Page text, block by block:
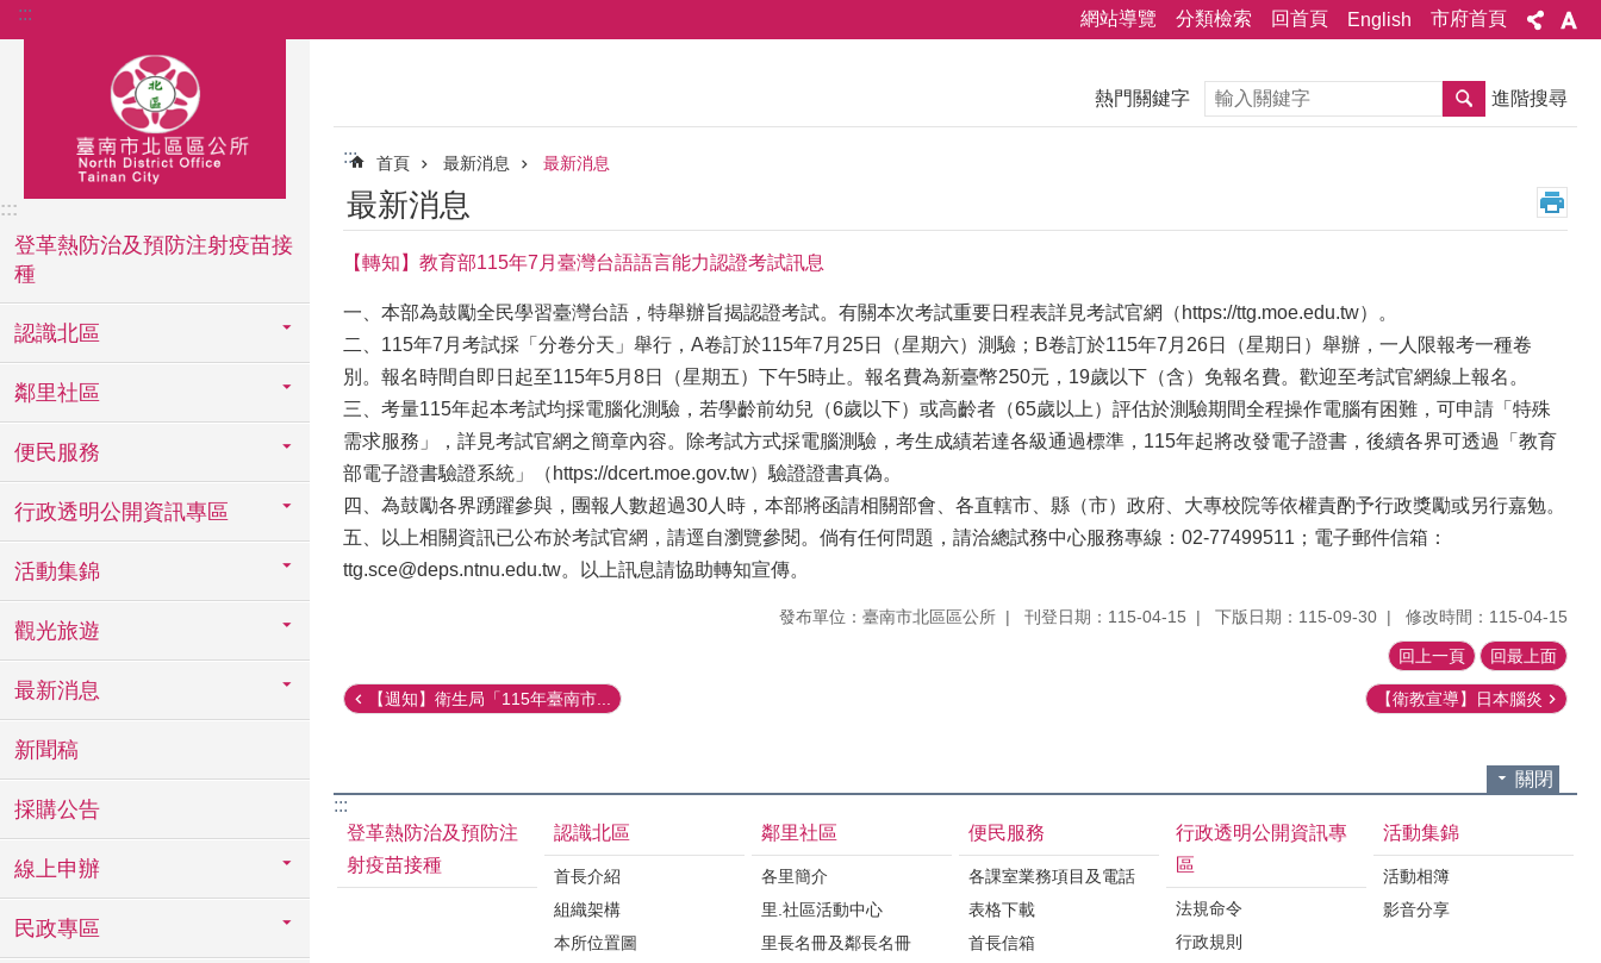
跳到主要內容區塊
::: 網站導覽 分類檢索 回首頁 English 市府首頁
:::
登革熱防治及預防注射疫苗接
種
認識北區
鄰里社區
便民服務
行政透明公開資訊專區
活動集錦
觀光旅遊
最新消息
新聞稿
採購公告
線上申辦
民政專區
熱門關鍵字 搜尋 進階搜尋
::: 首頁 最新消息 最新消息
最新消息
【轉知】教育部115年7月臺灣台語語言能力認證考試訊息
一、本部為鼓勵全民學習臺灣台語，特舉辦旨揭認證考試。有關本次考試重要日程表詳見考試官網（https://ttg.moe.edu.tw）。
二、115年7月考試採「分卷分天」舉行，A卷訂於115年7月25日（星期六）測驗；B卷訂於115年7月26日（星期日）舉辦，一人限報考一種卷
別。報名時間自即日起至115年5月8日（星期五）下午5時止。報名費為新臺幣250元，19歲以下（含）免報名費。歡迎至考試官網線上報名。
三、考量115年起本考試均採電腦化測驗，若學齡前幼兒（6歲以下）或高齡者（65歲以上）評估於測驗期間全程操作電腦有困難，可申請「特殊
需求服務」，詳見考試官網之簡章內容。除考試方式採電腦測驗，考生成績若達各級通過標準，115年起將改發電子證書，後續各界可透過「教育
部電子證書驗證系統」（https://dcert.moe.gov.tw）驗證證書真偽。
四、為鼓勵各界踴躍參與，團報人數超過30人時，本部將函請相關部會、各直轄市、縣（市）政府、大專校院等依權責酌予行政獎勵或另行嘉勉。
五、以上相關資訊已公布於考試官網，請逕自瀏覽參閱。倘有任何問題，請洽總試務中心服務專線：02-77499511；電子郵件信箱：
ttg.sce@deps.ntnu.edu.tw。以上訊息請協助轉知宣傳。
發布單位：臺南市北區區公所 刊登日期：115-04-15 下版日期：115-09-30 修改時間：115-04-15
回上一頁 回最上面
【週知】衛生局「115年臺南市... 【衛教宣導】日本腦炎
關閉
:::
登革熱防治及預防注
射疫苗接種
認識北區
首長介紹
組織架構
本所位置圖
鄰里社區
各里簡介
里.社區活動中心
里長名冊及鄰長名冊
便民服務
各課室業務項目及電話
表格下載
首長信箱
行政透明公開資訊專
區
法規命令
行政規則
活動集錦
活動相簿
影音分享